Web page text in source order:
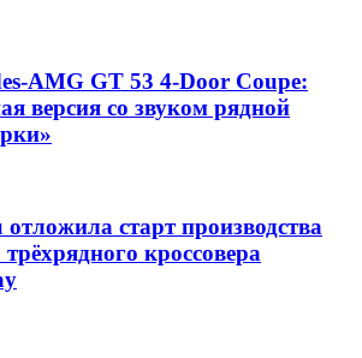
AMG GT 53 4-Door Coupe:
версия со звуком рядной
отложила старт производства
трёхрядного кроссовера